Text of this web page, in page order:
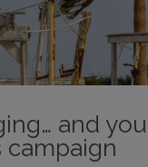
and
campaign